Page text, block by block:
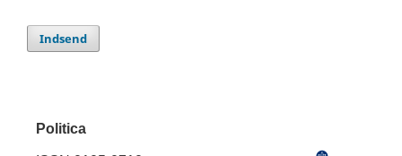
Indsend
Politica